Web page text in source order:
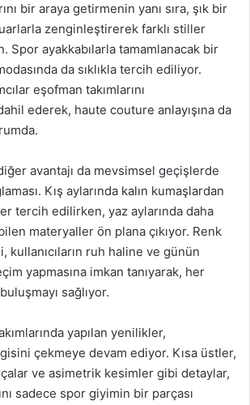
bir araya getirmenin yanı sıra, şık bir
zenginleştirerek farklı stiller
Spor ayakkabılarla tamamlanacak bir
da sıklıkla tercih ediliyor.
eşofman takımlarını
ederek, haute couture anlayışına da
avantajı da mevsimsel geçişlerde
Kış aylarında kalın kumaşlardan
tercih edilirken, yaz aylarında daha
materyaller ön plana çıkıyor. Renk
kullanıcıların ruh haline ve günün
yapmasına imkan tanıyarak, her
sağlıyor.
yapılan yenilikler,
çekmeye devam ediyor. Kısa üstler,
ve asimetrik kesimler gibi detaylar,
sadece spor giyimin bir parçası